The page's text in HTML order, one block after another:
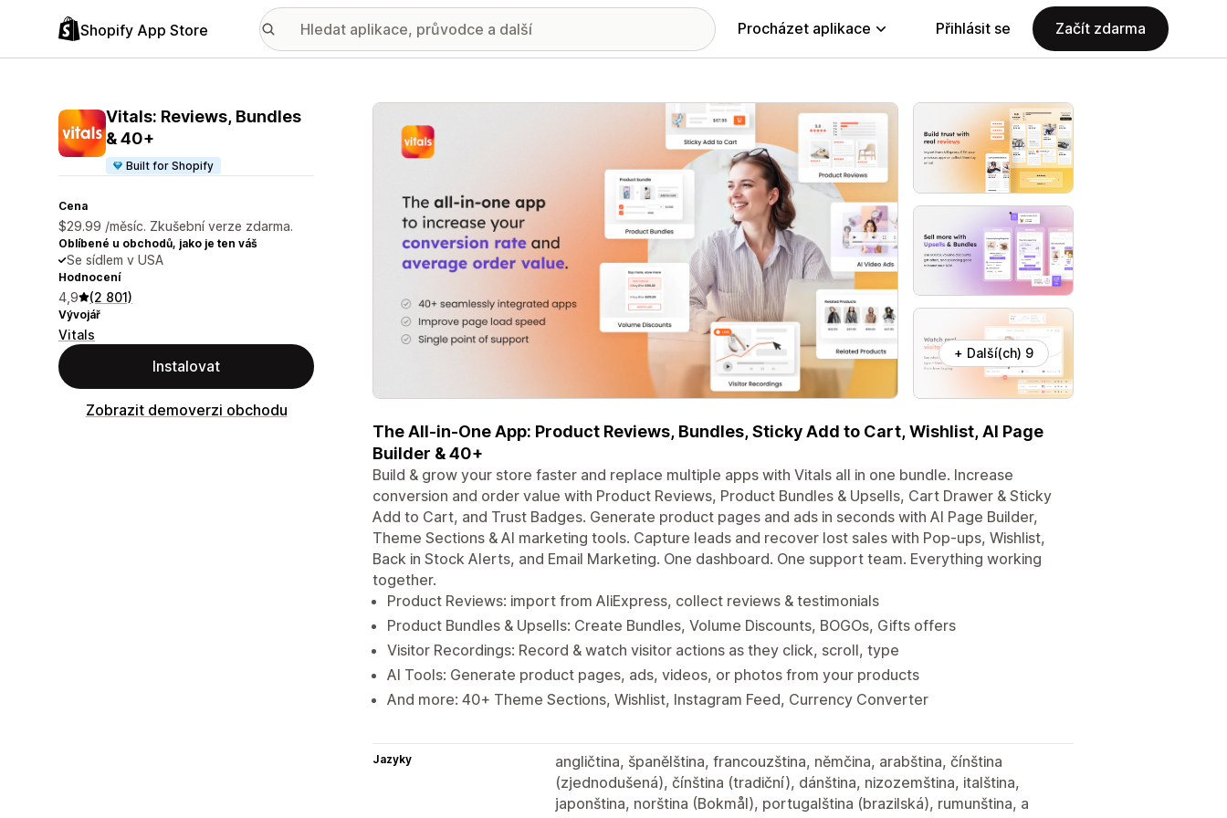
Shopify App Store Procházet aplikace Přihlásit se Začít zdarma
Vitals: Reviews, Bundles
& 40+
Built for Shopify
Cena
$29.99 /měsíc. Zkušební verze zdarma.
Oblíbené u obchodů, jako je ten váš
Se sídlem v USA
Hodnocení
4,9 (2 801)
Vývojář
Vitals
Instalovat
Zobrazit demoverzi obchodu
Galerie propagovaných obrázků
+ Další(ch) 9
The All-in-One App: Product Reviews, Bundles, Sticky Add to Cart, Wishlist, AI Page
Builder & 40+
Build & grow your store faster and replace multiple apps with Vitals all in one bundle. Increase
conversion and order value with Product Reviews, Product Bundles & Upsells, Cart Drawer & Sticky
Add to Cart, and Trust Badges. Generate product pages and ads in seconds with AI Page Builder,
Theme Sections & AI marketing tools. Capture leads and recover lost sales with Pop-ups, Wishlist,
Back in Stock Alerts, and Email Marketing. One dashboard. One support team. Everything working
together.
Product Reviews: import from AliExpress, collect reviews & testimonials
Product Bundles & Upsells: Create Bundles, Volume Discounts, BOGOs, Gifts offers
Visitor Recordings: Record & watch visitor actions as they click, scroll, type
AI Tools: Generate product pages, ads, videos, or photos from your products
And more: 40+ Theme Sections, Wishlist, Instagram Feed, Currency Converter
Jazyky
angličtina, španělština, francouzština, němčina, arabština, čínština
(zjednodušená), čínština (tradiční), dánština, nizozemština, italština,
japonština, norština (Bokmål), portugalština (brazilská), rumunština, a